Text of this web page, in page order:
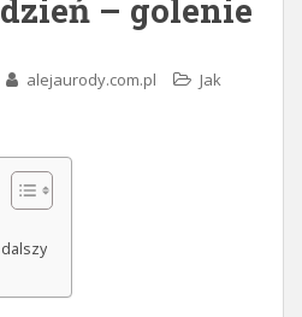
– golenie
alejaurody.com.pl
Jak